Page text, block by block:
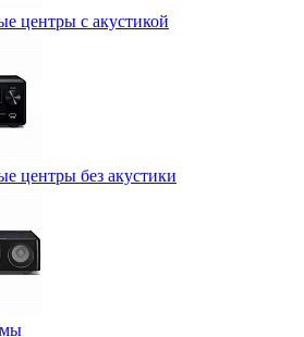
центры с акустикой
центры без акустики